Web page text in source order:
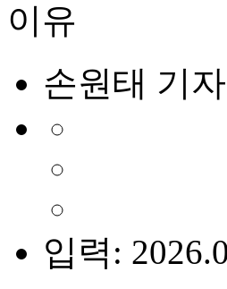
이유
손원태 기자
입력: